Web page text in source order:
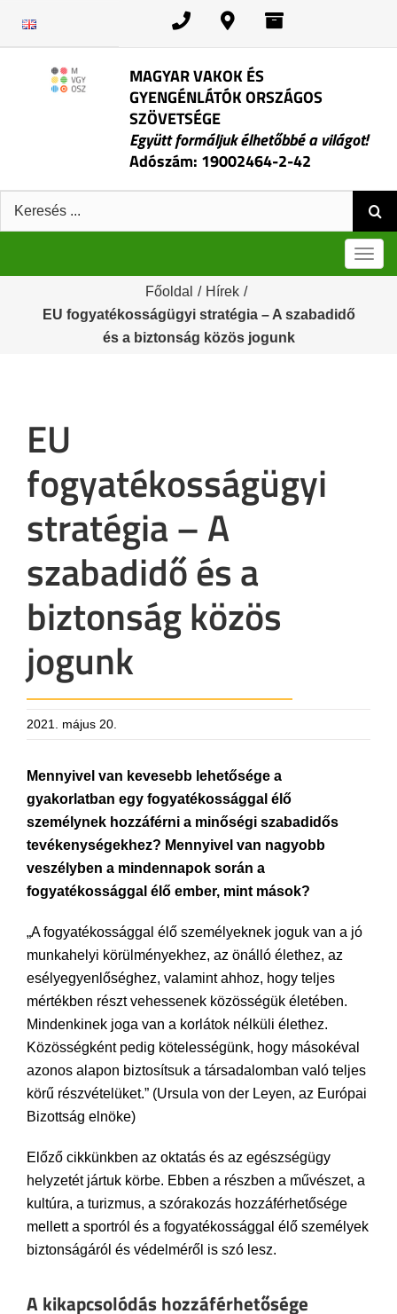
MAGYAR VAKOK ÉS
GYENGÉNLÁTÓK ORSZÁGOS
SZÖVETSÉGE
Együtt formáljuk élhetőbbé a világot!
Adószám: 19002464-2-42
Keresés:
Főoldal / Hírek /
EU fogyatékosságügyi stratégia – A szabadidő
és a biztonság közös jogunk
EU
fogyatékosságügyi
stratégia – A
szabadidő és a
biztonság közös
jogunk
2021. május 20.
Mennyivel van kevesebb lehetősége a
gyakorlatban egy fogyatékossággal élő
személynek hozzáférni a minőségi szabadidős
tevékenységekhez? Mennyivel van nagyobb
veszélyben a mindennapok során a
fogyatékossággal élő ember, mint mások?
„A fogyatékossággal élő személyeknek joguk van a jó
munkahelyi körülményekhez, az önálló élethez, az
esélyegyenlőséghez, valamint ahhoz, hogy teljes
mértékben részt vehessenek közösségük életében.
Mindenkinek joga van a korlátok nélküli élethez.
Közösségként pedig kötelességünk, hogy másokéval
azonos alapon biztosítsuk a társadalomban való teljes
körű részvételüket.” (Ursula von der Leyen, az Európai
Bizottság elnöke)
Előző cikkünkben az oktatás és az egészségügy
helyzetét jártuk körbe. Ebben a részben a művészet, a
kultúra, a turizmus, a szórakozás hozzáférhetősége
mellett a sportról és a fogyatékossággal élő személyek
biztonságáról és védelméről is szó lesz.
A kikapcsolódás hozzáférhetősége